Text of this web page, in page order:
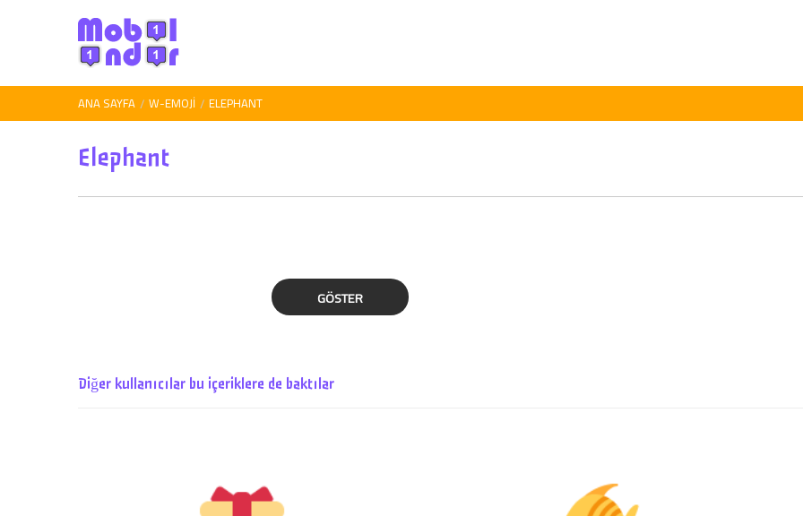
ANA SAYFA W-EMOJI ELEPHANT
Elephant
GÖSTER
Diğer kullanıcılar bu içeriklere de baktılar